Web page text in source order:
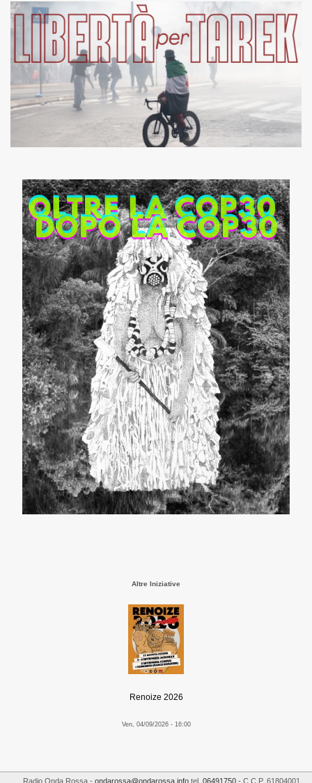
Altre Iniziative
Renoize 2026
Ven, 04/09/2026 - 16:00
Radio Onda Rossa- ondarossa@ondarossa.infotel. 06491750- C.C.P. 61804001